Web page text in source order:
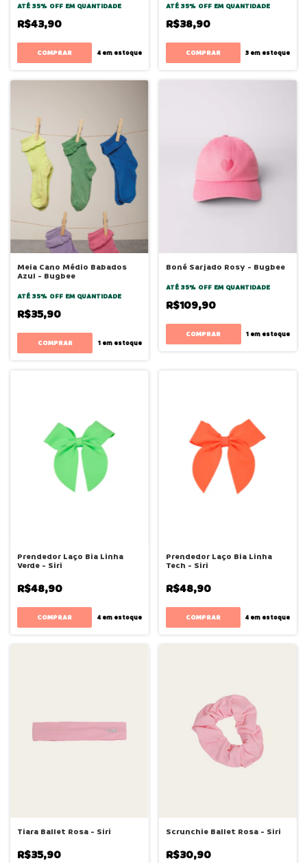
ATÉ 35% OFF EM QUANTIDADE
R$43,90
COMPRAR 4em estoque
ATÉ 35% OFF EM QUANTIDADE
R$38,90
COMPRAR 3 em estoque
Meia Cano Médio Babados
Azul - Bugbee
ATÉ 35% OFF EM QUANTIDADE
R$35,90
COMPRAR 1em estoque
Boné Sarjado Rosy - Bugbee
ATÉ 35% OFF EM QUANTIDADE
R$109,90
COMPRAR 1 em estoque
Prendedor Laço Bia Linha
Verde - Siri
R$48,90
4em estoque
Prendedor Laço Bia Linha
Tech - Siri
R$48,90
4 em estoque
Tiara Ballet Rosa - Siri
R$35,90
Scrunchie Ballet Rosa - Siri
R$30,90